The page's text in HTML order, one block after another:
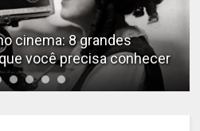
de cães mais
os tempos